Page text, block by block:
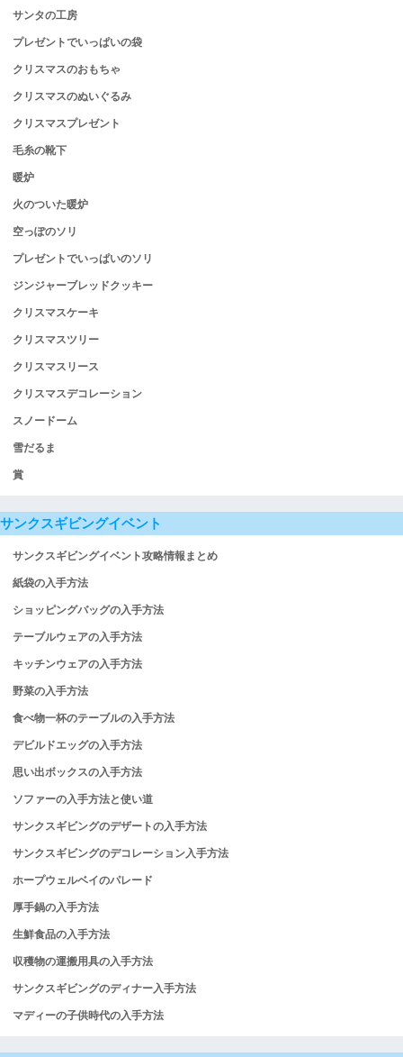
サンタの工房
プレゼントでいっぱいの袋
クリスマスのおもちゃ
クリスマスのぬいぐるみ
クリスマスプレゼント
毛糸の靴下
暖炉
火のついた暖炉
空っぽのソリ
プレゼントでいっぱいのソリ
ジンジャーブレッドクッキー
クリスマスケーキ
クリスマスツリー
クリスマスリース
クリスマスデコレーション
スノードーム
雪だるま
賞
サンクスギビングイベント
サンクスギビングイベント攻略情報まとめ
紙袋の入手方法
ショッピングバッグの入手方法
テーブルウェアの入手方法
キッチンウェアの入手方法
野菜の入手方法
食べ物一杯のテーブルの入手方法
デビルドエッグの入手方法
思い出ボックスの入手方法
ソファーの入手方法と使い道
サンクスギビングのデザートの入手方法
サンクスギビングのデコレーション入手方法
ホープウェルベイのパレード
厚手鍋の入手方法
生鮮食品の入手方法
収穫物の運搬用具の入手方法
サンクスギビングのディナー入手方法
マディーの子供時代の入手方法